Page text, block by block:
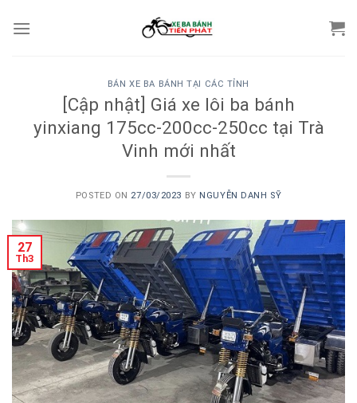
BÁN XE BA BÁNH TẠI CÁC TỈNH
[Cập nhật] Giá xe lôi ba bánh
yinxiang 175cc-200cc-250cc tại Trà
Vinh mới nhất
POSTED ON 27/03/2023 BY NGUYỄN DANH SỸ
27
Th3